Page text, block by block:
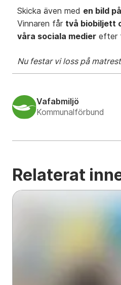
Skicka även med en bild
Vinnaren får två biobiljett
våra sociala medier efter
Nu festar vi loss på
Vafabmiljö
Kommunalförbund
Relaterat